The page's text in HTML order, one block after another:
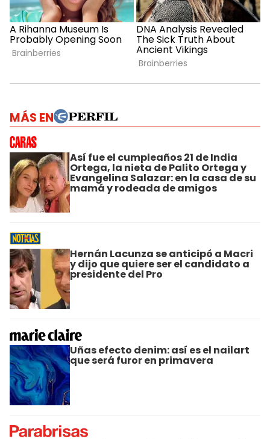
MÁS EN
Así fue el cumpleaños 21 de India
Ortega, la nieta de Palito Ortega y
Evangelina Salazar: en la casa de su
mamá y rodeada de amigos
Hernán Lacunza se anticipó a Macri
y dijo que quiere ser el candidato a
presidente del Pro
Uñas efecto denim: así es el nailart
que será furor en primavera